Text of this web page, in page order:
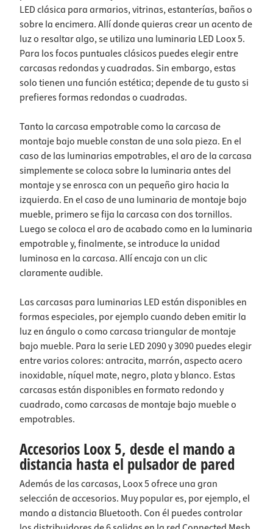
LED clásica para armarios, vitrinas, estanterías, baños o
sobre la encimera. Allí donde quieras crear un acento de
luz o resaltar algo, se utiliza una luminaria LED Loox 5.
Para los focos puntuales clásicos puedes elegir entre
carcasas redondas y cuadradas. Sin embargo, estas
solo tienen una función estética; depende de tu gusto si
prefieres formas redondas o cuadradas.
Tanto la carcasa empotrable como la carcasa de
montaje bajo mueble constan de una sola pieza. En el
caso de las luminarias empotrables, el aro de la carcasa
simplemente se coloca sobre la luminaria antes del
montaje y se enrosca con un pequeño giro hacia la
izquierda. En el caso de una luminaria de montaje bajo
mueble, primero se fija la carcasa con dos tornillos.
Luego se coloca el aro de acabado como en la luminaria
empotrable y, finalmente, se introduce la unidad
luminosa en la carcasa. Allí encaja con un clic
claramente audible.
Las carcasas para luminarias LED están disponibles en
formas especiales, por ejemplo cuando deben emitir la
luz en ángulo o como carcasa triangular de montaje
bajo mueble. Para la serie LED 2090 y 3090 puedes elegir
entre varios colores: antracita, marrón, aspecto acero
inoxidable, níquel mate, negro, plata y blanco. Estas
carcasas están disponibles en formato redondo y
cuadrado, como carcasas de montaje bajo mueble o
empotrables.
Accesorios Loox 5, desde el mando a
distancia hasta el pulsador de pared
Además de las carcasas, Loox 5 ofrece una gran
selección de accesorios. Muy popular es, por ejemplo, el
mando a distancia Bluetooth. Con él puedes controlar